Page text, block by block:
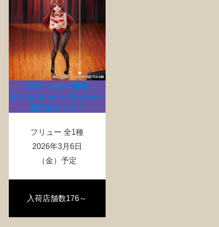
涼宮ハルヒの憂鬱
BiCute Bunnies Figureー
朝比奈みくるー
フリュー 全1種
2026年3月6日
（金）予定
入荷店舗数176～